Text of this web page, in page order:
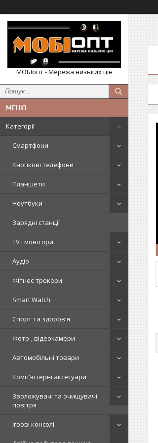
МОБІопт - Мережа низьких цін
Категорії
Смартфони
Кнопкові телефони
Планшети
Ноутбуки
Зарядні станції
TV і монітори
Аудіо
Фітнес-трекери
Smart Watch
Спорт та здоров'я
Фото-, відеокамери
Автомобільні товари
Комп'ютерні аксесуари
Зволожувачі та очищувачі
повітря
Ігрові консолі